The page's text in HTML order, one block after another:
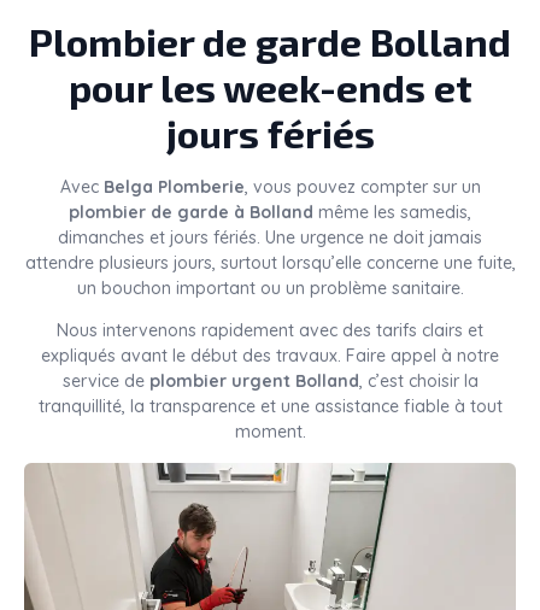
Plombier de garde Bolland
pour les week-ends et
jours fériés
Avec Belga Plomberie, vous pouvez compter sur un
plombier de garde à Bolland même les samedis,
dimanches et jours fériés. Une urgence ne doit jamais
attendre plusieurs jours, surtout lorsqu’elle concerne une fuite,
un bouchon important ou un problème sanitaire.
Nous intervenons rapidement avec des tarifs clairs et
expliqués avant le début des travaux. Faire appel à notre
service de plombier urgent Bolland, c’est choisir la
tranquillité, la transparence et une assistance fiable à tout
moment.